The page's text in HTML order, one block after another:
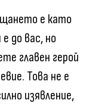
е като
до вас, но
главен герой
Това не е
изявление,